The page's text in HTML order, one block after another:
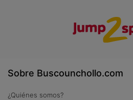
Sobre Buscounchollo.com
¿Quiénes somos?